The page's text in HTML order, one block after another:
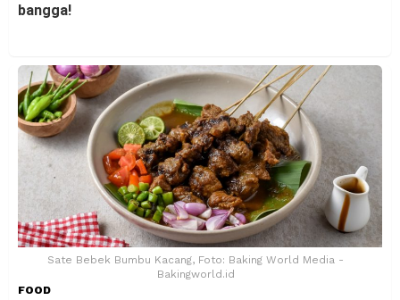
bangga!
Sate Bebek Bumbu Kacang, Foto: Baking World Media -
Bakingworld.id
FOOD